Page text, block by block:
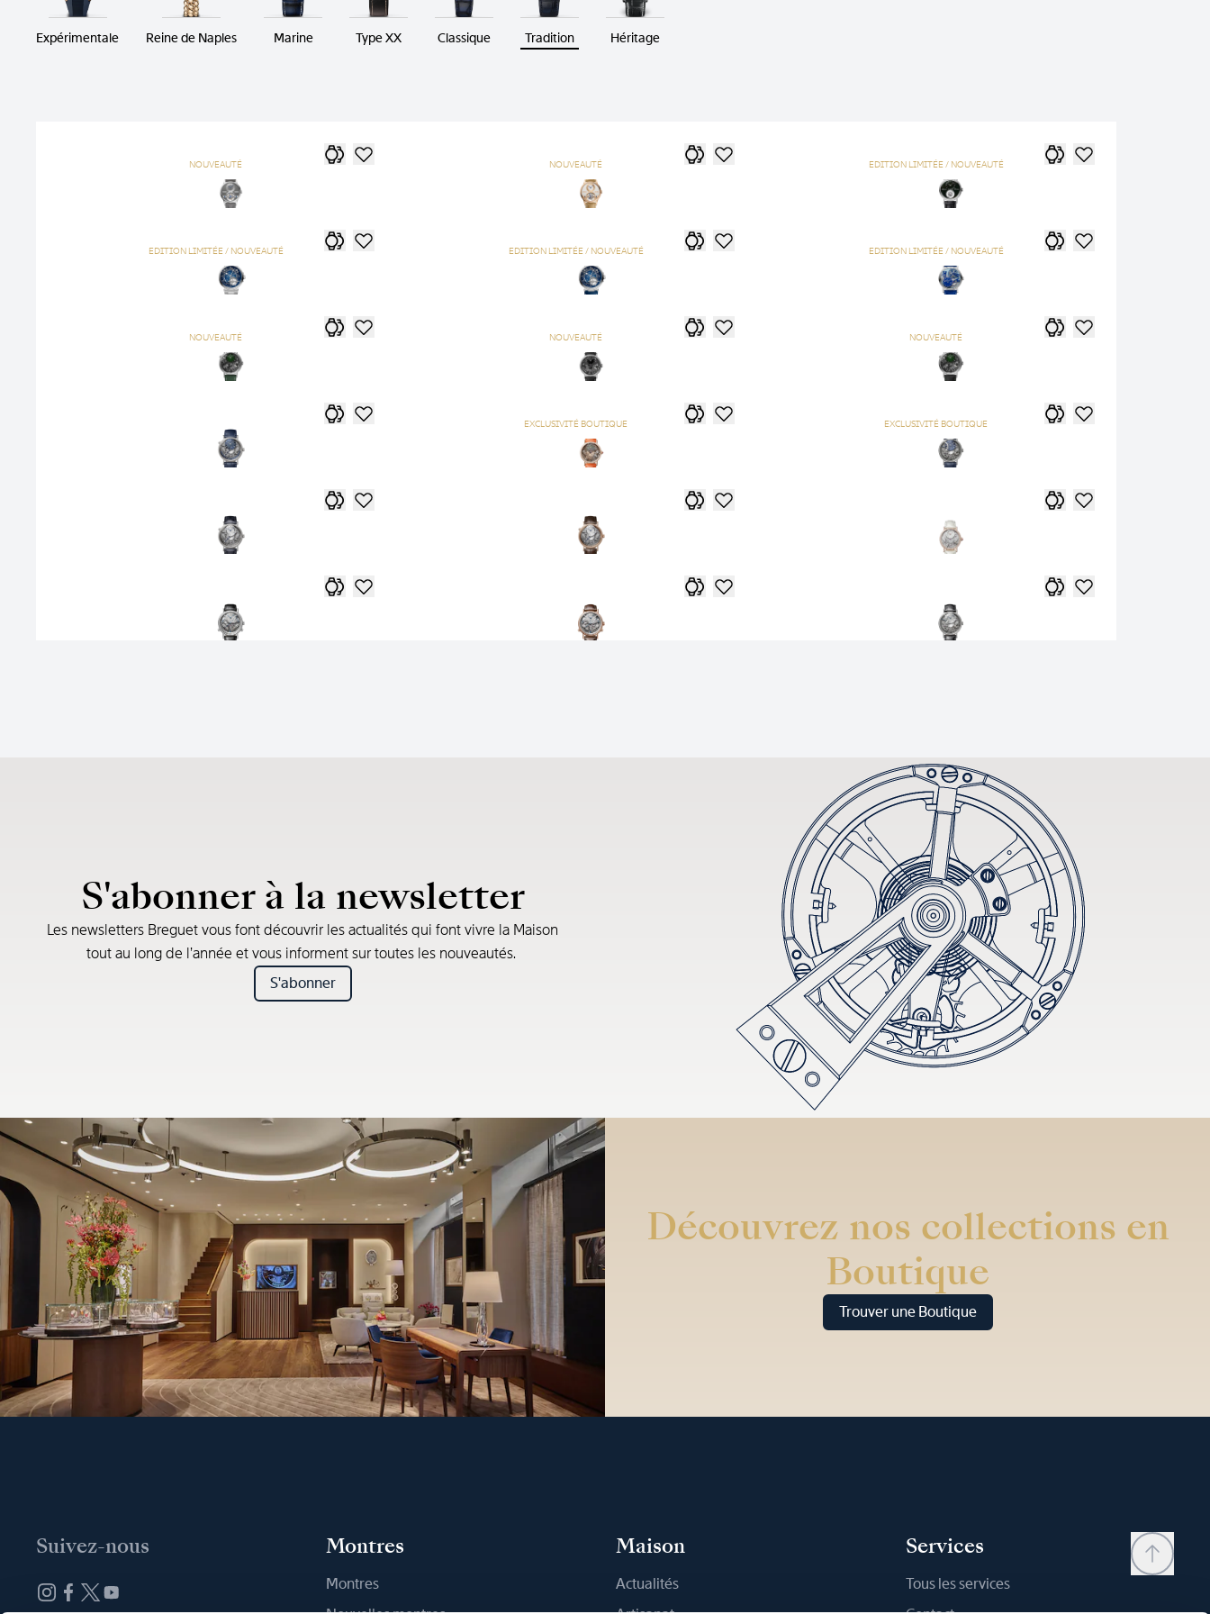
Expérimentale Reine de Naples Marine Type XX Classique Tradition Héritage
NOUVEAUTÉ NOUVEAUTÉ EDITION LIMITÉE / NOUVEAUTÉ
EDITION LIMITÉE / NOUVEAUTÉ EDITION LIMITÉE / NOUVEAUTÉ EDITION LIMITÉE / NOUVEAUTÉ
NOUVEAUTÉ NOUVEAUTÉ NOUVEAUTÉ
EXCLUSIVITÉ BOUTIQUE EXCLUSIVITÉ BOUTIQUE
S'abonner à la newsletter
Les newsletters Breguet vous font découvrir les actualités qui font vivre la Maison
tout au long de l’année et vous informent sur toutes les nouveautés.
S'abonner
Découvrez nos collections en
Boutique
Trouver une Boutique
Suivez-nous Montres
Montres
Maison
Actualités
Services
Tous les services